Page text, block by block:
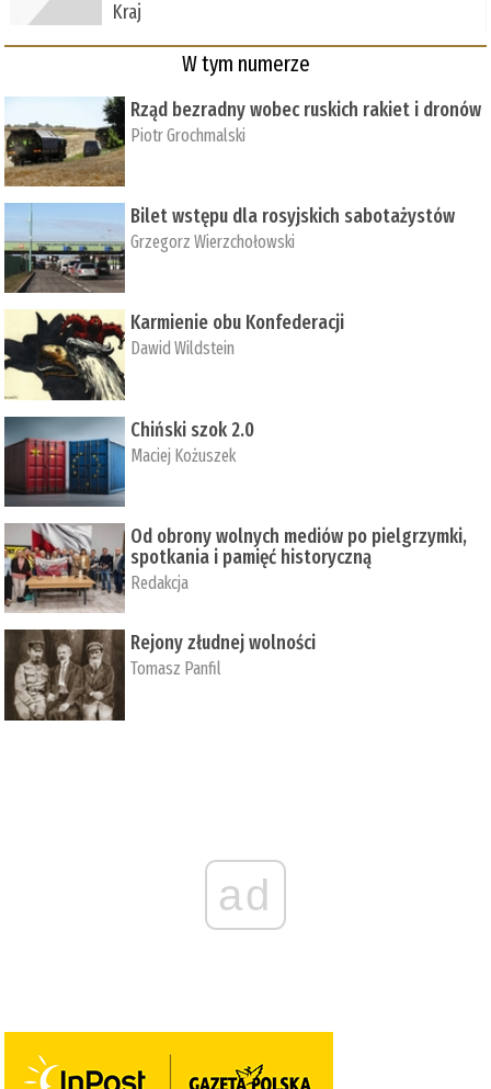
Kraj
W tym numerze
Rząd bezradny wobec ruskich rakiet i dronów
Piotr Grochmalski
Bilet wstępu dla rosyjskich sabotażystów
Grzegorz Wierzchołowski
Karmienie obu Konfederacji
Dawid Wildstein
Chiński szok 2.0
Maciej Kożuszek
Od obrony wolnych mediów po pielgrzymki,
spotkania i pamięć historyczną
Redakcja
Rejony złudnej wolności
Tomasz Panfil
ad